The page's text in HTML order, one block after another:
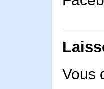
Vous